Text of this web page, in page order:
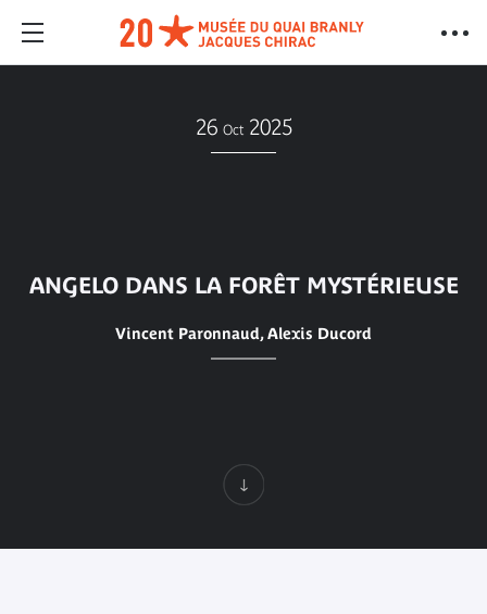
26 Oct 2025
ANGELO DANS LA FORÊT MYSTÉRIEUSE
Vincent Paronnaud, Alexis Ducord